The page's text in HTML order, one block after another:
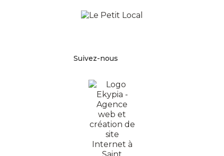
Suivez-nous